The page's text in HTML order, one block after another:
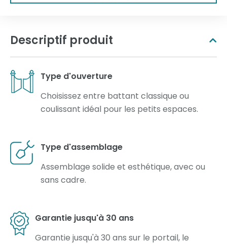
Descriptif produit
Type d'ouverture
Choisissez entre battant classique ou
coulissant idéal pour les petits espaces.
Type d'assemblage
Assemblage solide et esthétique, avec ou
sans cadre.
Garantie jusqu'à 30 ans
Garantie jusqu'à 30 ans sur le portail, le